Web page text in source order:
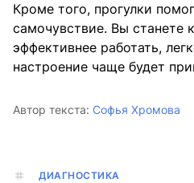
Кроме того, прогулки
самочувствие. Вы станете
эффективнее работать,
настроение чаще будет
Автор текста: Софья Хромова
ДИАГНОСТИКА